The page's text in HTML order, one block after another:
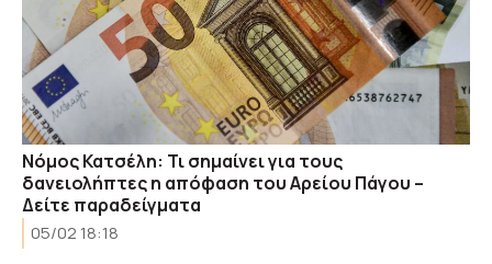
Νόμος Κατσέλη: Τι σημαίνει για τους
δανειολήπτες η απόφαση του Αρείου Πάγου –
Δείτε παραδείγματα
05/02 18:18